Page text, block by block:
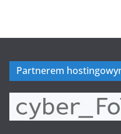
Partnerem